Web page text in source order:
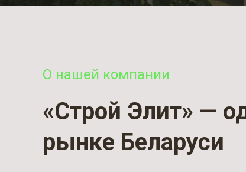
О нашей компании
«Строй Элит» —
рынке Беларуси